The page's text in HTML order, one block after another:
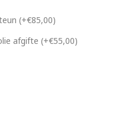
(+€85,00)
afgifte (+€55,00)